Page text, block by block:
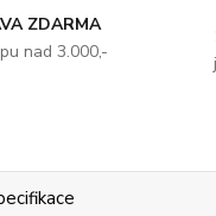
ZDARMA
nad 3.000,-